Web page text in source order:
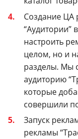
Создание ЦА
“Аудитории”
настроить
целом, но и
разделы. Мы
аудиторию
которые
совершили
Запуск
рекламы